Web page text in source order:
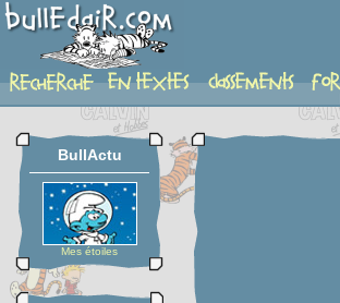
planche
BullActu
Mes étoiles